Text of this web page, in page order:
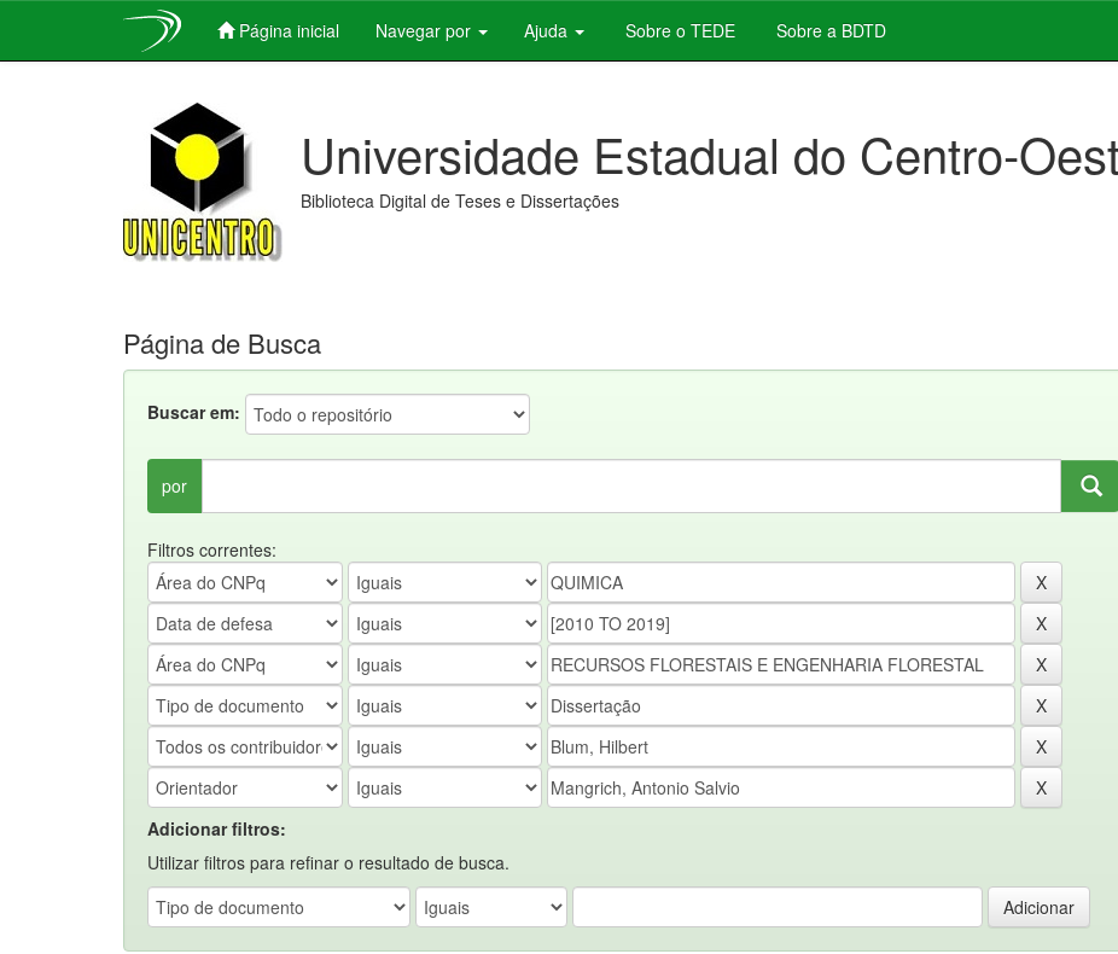
Página inicial Navegar por Ajuda Sobre o TEDE Sobre a BDTD
Universidade Estadual do Centro-
Biblioteca Digital de Teses e Dissertações
Página de Busca
Buscar em:
por
Filtros correntes:
Adicionar filtros:
Utilizar filtros para refinar o resultado de busca.